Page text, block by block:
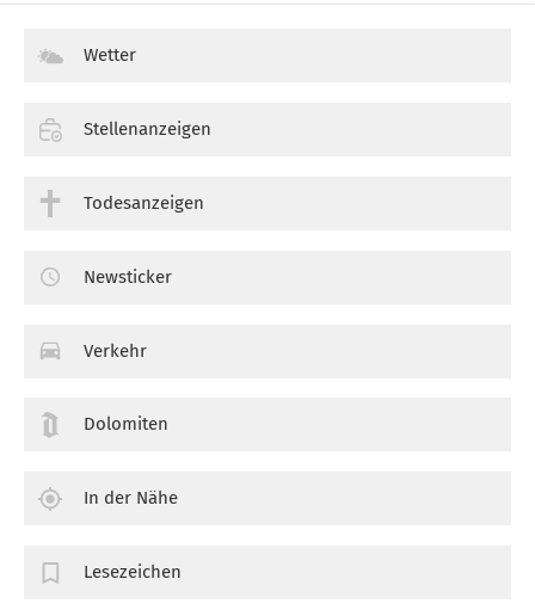
Wetter
Stellenanzeigen
Todesanzeigen
Newsticker
Verkehr
Dolomiten
In der Nähe
Lesezeichen